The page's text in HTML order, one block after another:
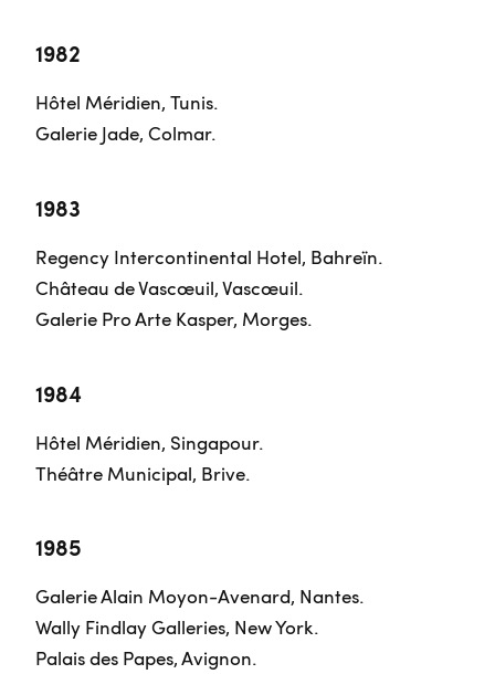
1982
Hôtel Méridien, Tunis.
Galerie Jade, Colmar.
1983
Regency Intercontinental Hotel, Bahreïn.
Château de Vascœuil, Vascœuil.
Galerie Pro Arte Kasper, Morges.
1984
Hôtel Méridien, Singapour.
Théâtre Municipal, Brive.
1985
Galerie Alain Moyon-Avenard, Nantes.
Wally Findlay Galleries, New York.
Palais des Papes, Avignon.